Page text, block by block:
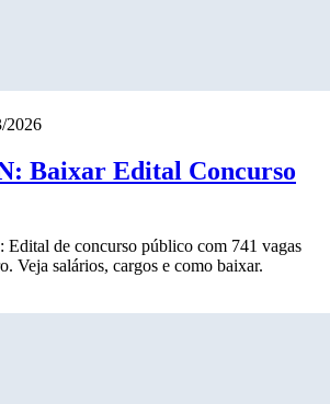
2026
Baixar Edital Concurso
de concurso público com 741 vagas
Veja salários, cargos e como baixar.